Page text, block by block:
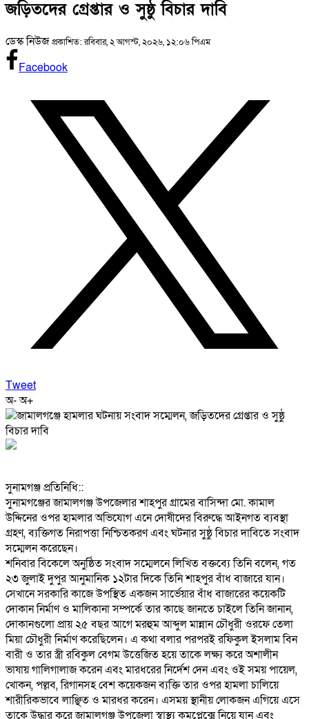
জড়িতদের গ্রেপ্তার ও সুষ্ঠু বিচার দাবি
ডেস্ক নিউজপ্রকাশিত: রবিবার, ২ আগস্ট, ২০২৬, ১২:০৬ পিএম
Facebook
Tweet
অ-অ+
‎সুনামগঞ্জ প্রতিনিধি::
‎সুনামগঞ্জের জামালগঞ্জ উপজেলার শাহপুর গ্রামের বাসিন্দা মো. কামাল
উদ্দিনের ওপর হামলার অভিযোগ এনে দোষীদের বিরুদ্ধে আইনগত ব্যবস্থা
গ্রহণ, ব্যক্তিগত নিরাপত্তা নিশ্চিতকরণ এবং ঘটনার সুষ্ঠু বিচার দাবিতে সংবাদ
সম্মেলন করেছেন।
‎শনিবার বিকেলে অনুষ্ঠিত সংবাদ সম্মেলনে লিখিত বক্তব্যে তিনি বলেন, গত
২৩ জুলাই দুপুর আনুমানিক ১২টার দিকে তিনি শাহপুর বাঁধ বাজারে যান।
সেখানে সরকারি কাজে উপস্থিত একজন সার্ভেয়ার বাঁধ বাজারের কয়েকটি
দোকান নির্মাণ ও মালিকানা সম্পর্কে তার কাছে জানতে চাইলে তিনি জানান,
দোকানগুলো প্রায় ২৫ বছর আগে মরহুম আব্দুল মান্নান চৌধুরী ওরফে তেলা
মিয়া চৌধুরী নির্মাণ করেছিলেন। এ কথা বলার পরপরই রফিকুল ইসলাম বিন
বারী ও তার স্ত্রী রবিকুল বেগম উত্তেজিত হয়ে তাকে লক্ষ্য করে অশালীন
ভাষায় গালিগালাজ করেন এবং মারধরের নির্দেশ দেন এবং ওই সময় পায়েল,
খোকন, পল্লব, রিগানসহ বেশ কয়েকজন ব্যক্তি তার ওপর হামলা চালিয়ে
শারীরিকভাবে লাঞ্ছিত ও মারধর করেন। এসময় স্থানীয় লোকজন এগিয়ে এসে
তাকে উদ্ধার করে জামালগঞ্জ উপজেলা স্বাস্থ্য কমপ্লেক্সে নিয়ে যান এবং